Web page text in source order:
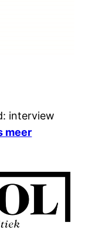
interview
meer